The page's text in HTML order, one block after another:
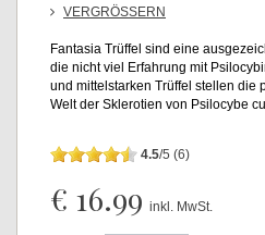
VERGRÖSSERN
Fantasia Trüffel sind eine
die nicht viel Erfahrung mit
und mittelstarken Trüffel stellen die
Welt der Sklerotien von Psilocybe
4.5/5 (6)
€ 16.99 inkl. MwSt.